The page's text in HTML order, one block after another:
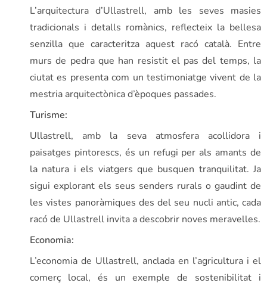
L’arquitectura d’Ullastrell, amb les seves masies
tradicionals i detalls romànics, reflecteix la bellesa
senzilla que caracteritza aquest racó català. Entre
murs de pedra que han resistit el pas del temps, la
ciutat es presenta com un testimoniatge vivent de la
mestria arquitectònica d’èpoques passades.
Turisme:
Ullastrell, amb la seva atmosfera acollidora i
paisatges pintorescs, és un refugi per als amants de
la natura i els viatgers que busquen tranquilitat. Ja
sigui explorant els seus senders rurals o gaudint de
les vistes panoràmiques des del seu nucli antic, cada
racó de Ullastrell invita a descobrir noves meravelles.
Economia:
L’economia de Ullastrell, anclada en l’agricultura i el
comerç local, és un exemple de sostenibilitat i